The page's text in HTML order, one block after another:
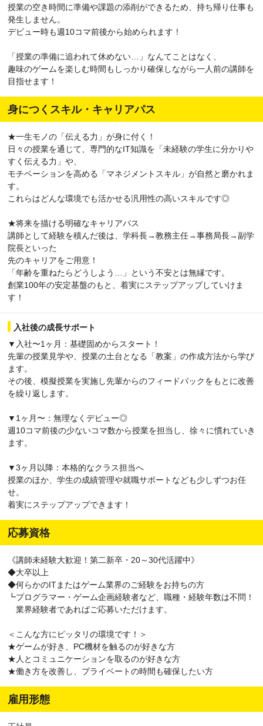
授業の空き時間に準備や課題の添削ができるため、持ち帰り仕事も
発生しません。
デビュー時も週10コマ前後から始められます！
「授業の準備に追われて休めない…」なんてことはなく、
趣味のゲームを楽しむ時間もしっかり確保しながら一人前の講師を
目指せます！
身につくスキル・キャリアパス
★一生モノの「伝える力」が身に付く！
日々の授業を通じて、専門的なIT知識を「未経験の学生に分かりや
すく伝える力」や、
モチベーションを高める「マネジメントスキル」が自然と磨かれま
す。
これらはどんな環境でも活かせる汎用性の高いスキルです◎
★将来を描ける明確なキャリアパス
講師として経験を積んだ後は、学科長→教務主任→事務局長→副学
院長といった
先のキャリアをご用意！
「年齢を重ねたらどうしよう…」という不安とは無縁です。
創業100年の安定基盤のもと、着実にステップアップしていけま
す！
入社後の成長サポート
▼入社〜1ヶ月：基礎固めからスタート！
先輩の授業見学や、授業の土台となる「教案」の作成方法から学び
ます。
その後、模擬授業を実施し先輩からのフィードバックをもとに改善
を繰り返します。
▼1ヶ月〜：無理なくデビュー◎
週10コマ前後の少ないコマ数から授業を担当し、徐々に慣れていき
ます。
▼3ヶ月以降：本格的なクラス担当へ
授業のほか、学生の成績管理や就職サポートなども少しずつお任
せ。
着実にステップアップできます！
応募資格
《講師未経験大歓迎！第二新卒・20～30代活躍中》
◆大卒以上
◆何らかのITまたはゲーム業界のご経験をお持ちの方
┗プログラマー・ゲーム企画経験者など、職種・経験年数は不問！
業界経験者であればご応募いただけます。
＜こんな方にピッタリの環境です！＞
★ゲームが好き、PC機材を触るのが好きな方
★人とコミュニケーションを取るのが好きな方
★働き方を改善し、プライベートの時間も確保したい方
雇用形態